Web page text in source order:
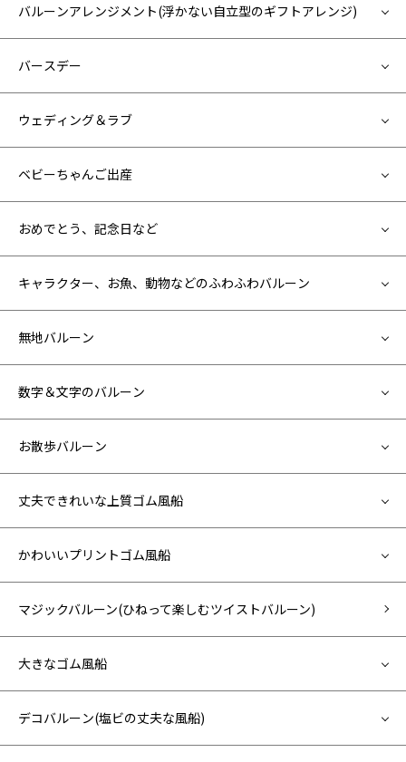
バルーンアレンジメント(浮かない自立型のギフトアレンジ)
バースデー
ウェディング＆ラブ
ベビーちゃんご出産
おめでとう、記念日など
キャラクター、お魚、動物などのふわふわバルーン
無地バルーン
数字＆文字のバルーン
お散歩バルーン
丈夫できれいな上質ゴム風船
かわいいプリントゴム風船
マジックバルーン(ひねって楽しむツイストバルーン)
大きなゴム風船
デコバルーン(塩ビの丈夫な風船)